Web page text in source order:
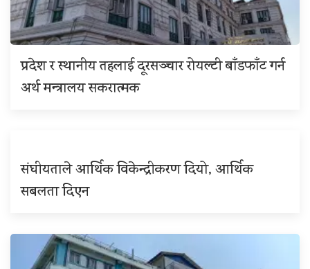
प्रदेश र स्थानीय तहलाई दूरसञ्चार रोयल्टी बाँडफाँट गर्न
अर्थ मन्त्रालय सकरात्मक
संघीयताले आर्थिक विकेन्द्रीकरण दियो, आर्थिक
सबलता दिएन